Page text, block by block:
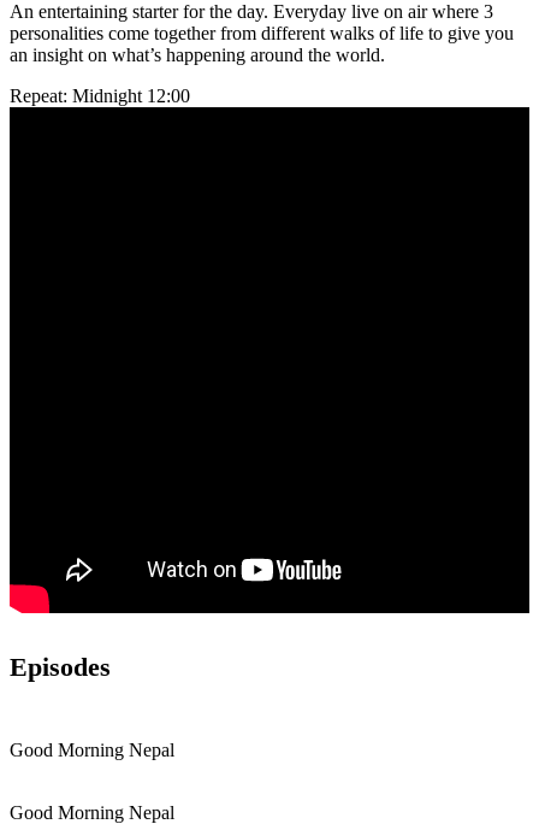
An entertaining starter for the day. Everyday live on air where 3
personalities come together from different walks of life to give you
an insight on what’s happening around the world.
Repeat: Midnight 12:00
Episodes
Good Morning Nepal
Good Morning Nepal